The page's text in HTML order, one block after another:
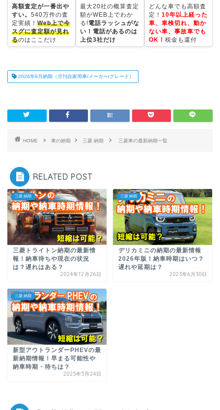
高額査定が一番出や
すい。 540万件の査
定実績！ Web上で今
スグに査定額が見れ
るのはここだけ
最大20社の概算査定
額がWEB上でわか
る!電話ラッシュがな
い！電話があるのは
上位3社だけ
どんな車でも高額査
定！ 10年以上経った
車、車検切れ、動か
ない車、事故車でも
OK！ 税金も還付
2026年8月納期（月刊自家用車/メーカー/グレード）
HOME 車の納期 三菱 納期 三菱車の最新納期一覧
RELATED POST
三菱 納期
三菱トライトン納期の最新情
報！納車待ちや現在の状況
は？遅れはある？
2024年12月26日
三菱 納期
デリカミニの納期の最新情報
2026年版！納車時期はいつ？
遅れや延期は？
2023年6月30日
三菱 納期
新型アウトランダーPHEVの最
新納期情報！早まる可能性や
納車時期・待ちは？
2025年5月24日